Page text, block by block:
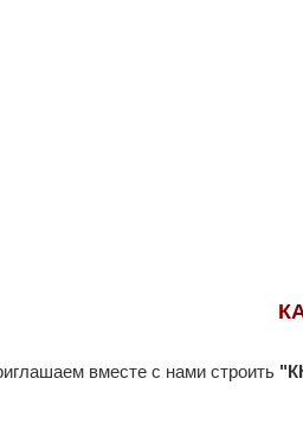
вместе с нами строить